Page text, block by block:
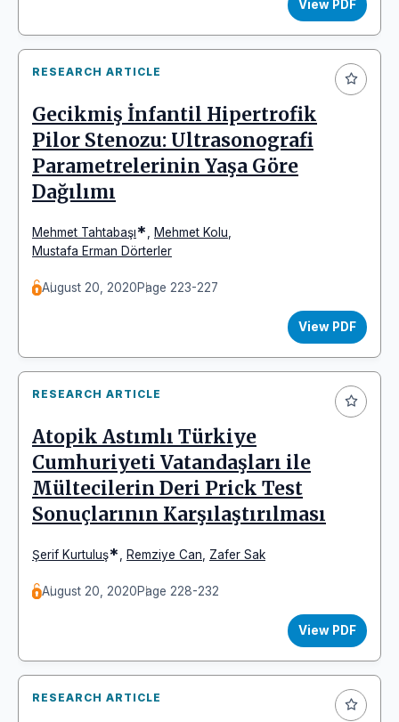
View PDF
RESEARCH ARTICLE
Gecikmiş İnfantil Hipertrofik
Pilor Stenozu: Ultrasonografi
Parametrelerinin Yaşa Göre
Dağılımı
Mehmet Tahtabaşı* Mehmet Kolu
Mustafa Erman Dörterler
August 20, 2020Page 223-227
View PDF
RESEARCH ARTICLE
Atopik Astımlı Türkiye
Cumhuriyeti Vatandaşları ile
Mültecilerin Deri Prick Test
Sonuçlarının Karşılaştırılması
Şerif Kurtuluş* Remziye Can Zafer Sak
August 20, 2020Page 228-232
View PDF
RESEARCH ARTICLE